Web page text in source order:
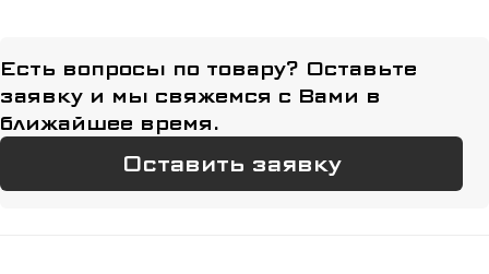
Есть вопросы по товару? Оставьте
заявку и мы свяжемся с Вами в
ближайшее время.
Оставить заявку